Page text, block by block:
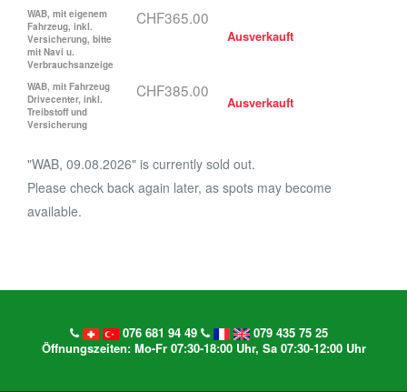
WAB, mit eigenem
Fahrzeug, inkl.
Versicherung, bitte
mit Navi u.
Verbrauchsanzeige
CHF365.00
Ausverkauft
WAB, mit Fahrzeug
Drivecenter, inkl.
Treibstoff und
Versicherung
CHF385.00
Ausverkauft
"WAB, 09.08.2026" is currently sold out.
Please check back again later, as spots may become
available.
076 681 94 49
079 435 75 25
Öffnungszeiten: Mo-Fr 07:30-18:00 Uhr, Sa 07:30-12:00 Uhr